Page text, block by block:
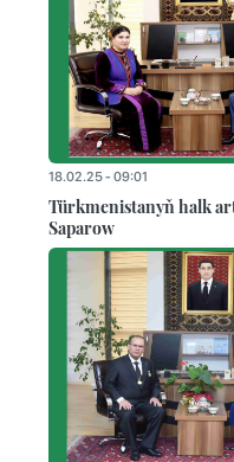
18.02.25 - 09:01
Türkmenistanyň halk
Saparow